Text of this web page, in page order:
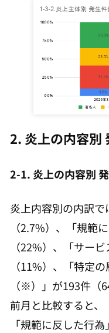
2. 炎上の内容別
2-1. 炎上の内容別
炎上内容別の内訳
（2.7%）、「規範
（22%）、「サー
（11%）、「特定
（※）」が193件（
前月と比較すると、
「規範に反した行